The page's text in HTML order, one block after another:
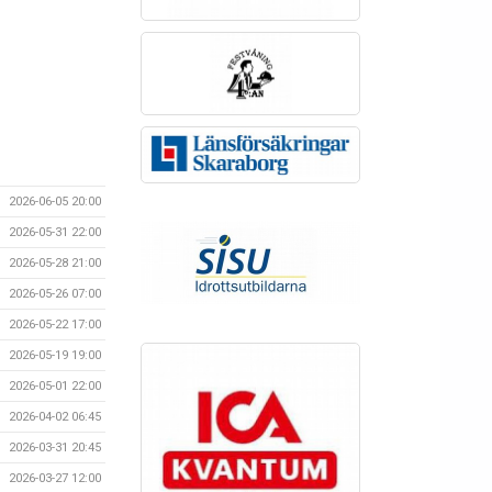
2026-06-05 20:00
2026-05-31 22:00
2026-05-28 21:00
2026-05-26 07:00
2026-05-22 17:00
2026-05-19 19:00
2026-05-01 22:00
2026-04-02 06:45
2026-03-31 20:45
2026-03-27 12:00